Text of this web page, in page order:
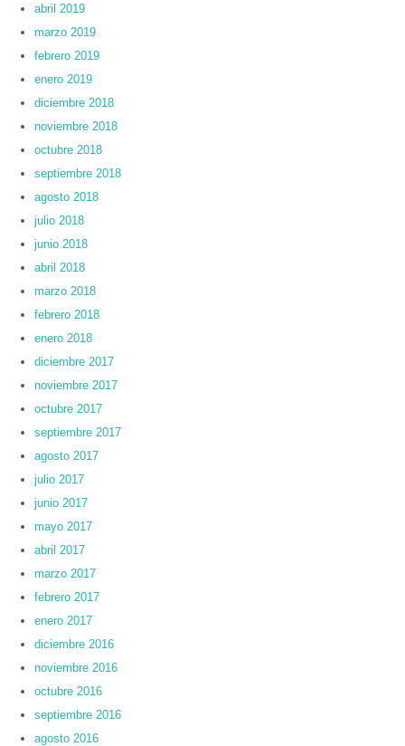
abril 2019
marzo 2019
febrero 2019
enero 2019
diciembre 2018
noviembre 2018
octubre 2018
septiembre 2018
agosto 2018
julio 2018
junio 2018
abril 2018
marzo 2018
febrero 2018
enero 2018
diciembre 2017
noviembre 2017
octubre 2017
septiembre 2017
agosto 2017
julio 2017
junio 2017
mayo 2017
abril 2017
marzo 2017
febrero 2017
enero 2017
diciembre 2016
noviembre 2016
octubre 2016
septiembre 2016
agosto 2016